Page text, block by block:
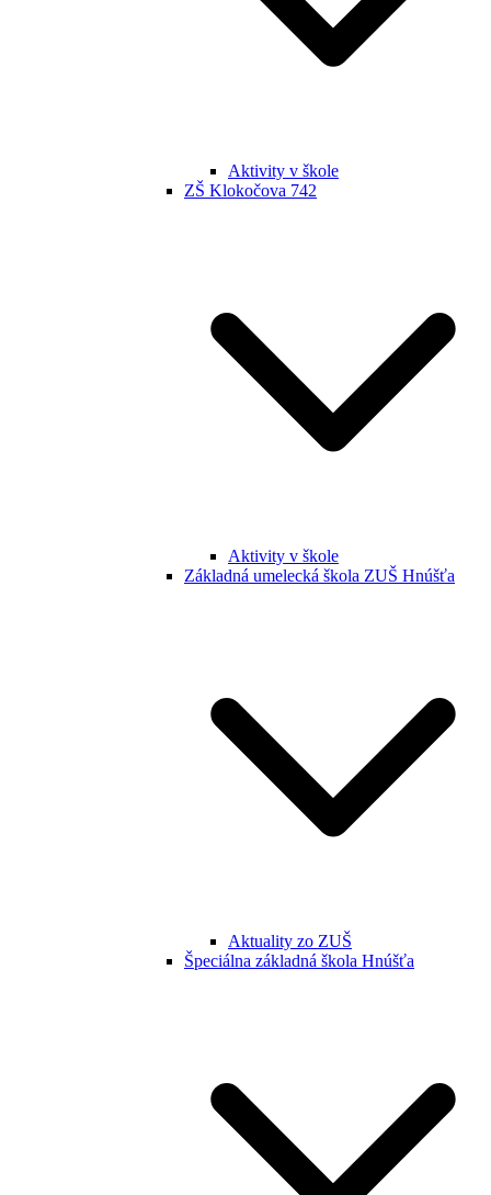
Aktivity v škole
ZŠ Klokočova 742
Aktivity v škole
Základná umelecká škola ZUŠ Hnúšťa
Aktuality zo ZUŠ
Špeciálna základná škola Hnúšťa